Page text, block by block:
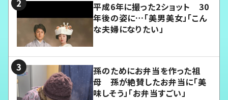
平成6年に撮った2ショット 30
年後の姿に…「美男美女」「こん
な夫婦になりたい」
孫のためにお弁当を作った祖
母 孫が絶賛したお弁当に「美
味しそう」「お弁当すごい」